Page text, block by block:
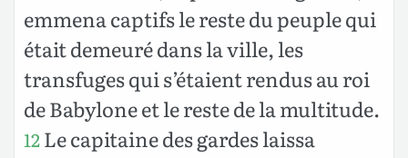
emmena captifs le reste du peuple qui
était demeuré dans la ville, les
transfuges qui s’étaient rendus au roi
de Babylone et le reste de la multitude.
12Le capitaine des gardes laissa